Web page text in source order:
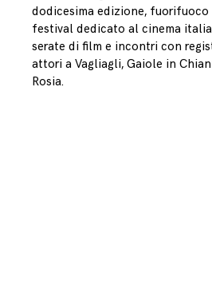
dodicesima edizione,
festival dedicato al cinema
serate di film e incontri con
attori a Vagliagli, Gaiole in
Rosia.